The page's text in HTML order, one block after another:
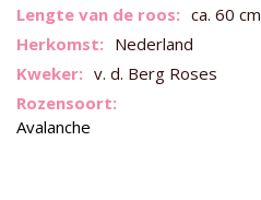
Meer
informatie
ca. 60 cm
Nederland
v. d. Berg Roses
Avalanche